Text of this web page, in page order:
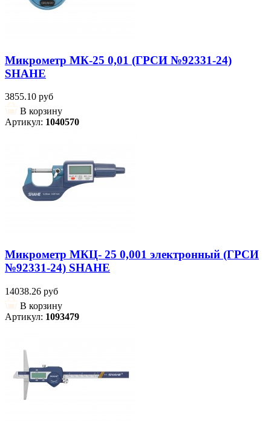
Микрометр МК-25 0,01 (ГРСИ №92331-24)
SHAHE
3855.10 руб
В корзину
Артикул: 1040570
Микрометр МКЦ- 25 0,001 электронный (ГРСИ
№92331-24) SHAHE
14038.26 руб
В корзину
Артикул: 1093479